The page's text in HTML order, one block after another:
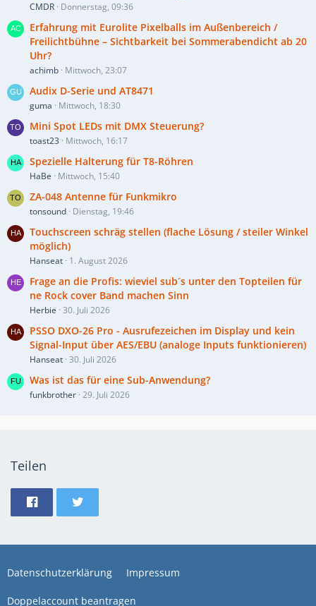
CMDR Donnerstag, 09:36
Erfahrung mit Eurolite Pixelballs im Außenbereich /
Freilichtbühne – Sichtbarkeit bei Sommerabendicht ab 20
Uhr?
achimb Mittwoch, 23:07
Audix D-Serie und AT8471
guma Mittwoch, 18:30
Mini Spot LEDs mit DMX Steuerung?
toast23 Mittwoch, 16:17
Spezielle Halterung für T8-Röhren
HaBe Mittwoch, 15:40
ZA-048 Antenne für Funkmikro
tonsound Dienstag, 19:46
Touchscreen schräg stellen (flache Lösung / steiler Winkel
möglich)
Hanseat 1. August 2026
Frage an die Profis: wieviel sub´s unter den Topteilen für
ne Rock cover Band machen Sinn
Herbie 30. Juli 2026
PSSO DXO-26 Pro - Ausrufezeichen im Display und kein
Signal-Input über AES/EBU (analoge Inputs funktionieren)
Hanseat 30. Juli 2026
Was ist das für eine Sub-Anwendung?
funkbrother 29. Juli 2026
Teilen
Datenschutzerklärung Impressum
Doppelaccount beantragen